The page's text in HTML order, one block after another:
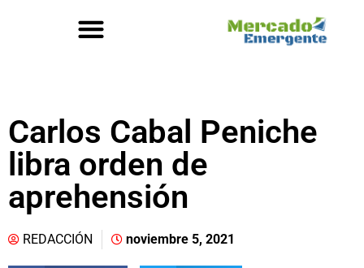
Carlos Cabal Peniche
libra orden de
aprehensión
REDACCIÓN noviembre 5, 2021